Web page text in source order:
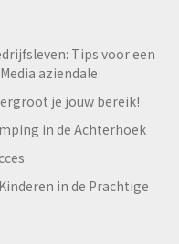
Tips voor een
aziendale
je jouw bereik!
in de Achterhoek
in de Prachtige